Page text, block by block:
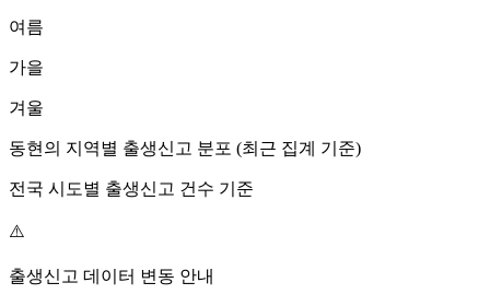
여름
가을
겨울
동현 의 지역별 출생신고 분포 (최근 집계 기준)
전국 시도별 출생신고 건수 기준
⚠️
출생신고 데이터 변동 안내